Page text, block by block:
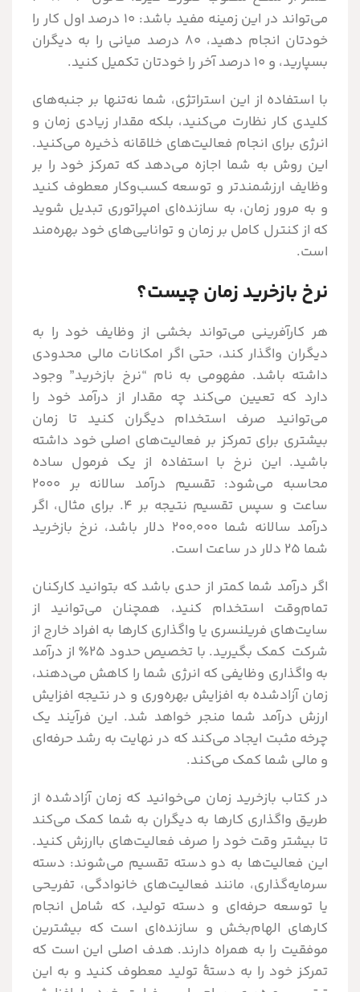
می‌تواند در این زمینه مفید باشد: ۱۰ درصد اول کار را
خودتان انجام دهید، ۸۰ درصد میانی را به دیگران
بسپارید، و ۱۰ درصد آخر را خودتان تکمیل کنید.
با استفاده از این استراتژی، شما نه‌تنها بر جنبه‌های
کلیدی کار نظارت می‌کنید، بلکه مقدار زیادی زمان و
انرژی برای انجام فعالیت‌های خلاقانه ذخیره می‌کنید.
این روش به شما اجازه می‌دهد که تمرکز خود را بر
وظایف ارزشمندتر و توسعه کسب‌وکار معطوف کنید
و به مرور زمان، به سازنده‌ای امپراتوری تبدیل شوید
که از کنترل کامل بر زمان و توانایی‌های خود بهره‌مند
است.
نرخ بازخرید زمان چیست؟
هر کارآفرینی می‌تواند بخشی از وظایف خود را به
دیگران واگذار کند، حتی اگر امکانات مالی محدودی
داشته باشد. مفهومی به نام “نرخ بازخرید” وجود
دارد که تعیین می‌کند چه مقدار از درآمد خود را
می‌توانید صرف استخدام دیگران کنید تا زمان
بیشتری برای تمرکز بر فعالیت‌های اصلی خود داشته
باشید. این نرخ با استفاده از یک فرمول ساده
محاسبه می‌شود: تقسیم درآمد سالانه بر ۲۰۰۰
ساعت و سپس تقسیم نتیجه بر ۴. برای مثال، اگر
درآمد سالانه شما ۲۰۰,۰۰۰ دلار باشد، نرخ بازخرید
شما ۲۵ دلار در ساعت است.
اگر درآمد شما کمتر از حدی باشد که بتوانید کارکنان
تمام‌وقت استخدام کنید، همچنان می‌توانید از
سایت‌های فریلنسری یا واگذاری کارها به افراد خارج از
شرکت کمک بگیرید. با تخصیص حدود ۲۵٪ از درآمد
به واگذاری وظایفی که انرژی شما را کاهش می‌دهند،
زمان آزادشده به افزایش بهره‌وری و در نتیجه افزایش
ارزش درآمد شما منجر خواهد شد. این فرآیند یک
چرخه مثبت ایجاد می‌کند که در نهایت به رشد حرفه‌ای
و مالی شما کمک می‌کند.
در کتاب بازخرید زمان می‌خوانید که زمان آزادشده از
طریق واگذاری کارها به دیگران به شما کمک می‌کند
تا بیشتر وقت خود را صرف فعالیت‌های باارزش کنید.
این فعالیت‌ها به دو دسته تقسیم می‌شوند: دسته
سرمایه‌گذاری، مانند فعالیت‌های خانوادگی، تفریحی
یا توسعه حرفه‌ای و دسته تولید، که شامل انجام
کارهای الهام‌بخش و سازنده‌ای است که بیشترین
موفقیت را به همراه دارند. هدف اصلی این است که
تمرکز خود را به دستۀ تولید معطوف کنید و به این